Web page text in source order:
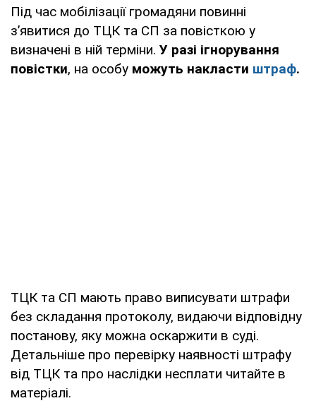
Під час мобілізації громадяни повинні
з’явитися до ТЦК та СП за повісткою у
визначені в ній терміни. У разі ігнорування
повістки, на особу можуть накласти штраф.
ТЦК та СП мають право виписувати штрафи
без складання протоколу, видаючи відповідну
постанову, яку можна оскаржити в суді.
Детальніше про перевірку наявності штрафу
від ТЦК та про наслідки несплати читайте в
матеріалі.